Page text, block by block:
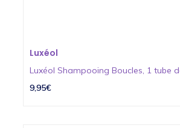
Luxéol
Luxéol Shampooing Boucles, 1 tube
9,95€